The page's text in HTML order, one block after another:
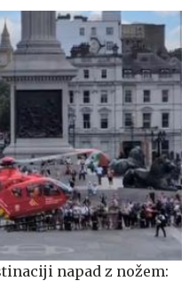
napad z nožem: